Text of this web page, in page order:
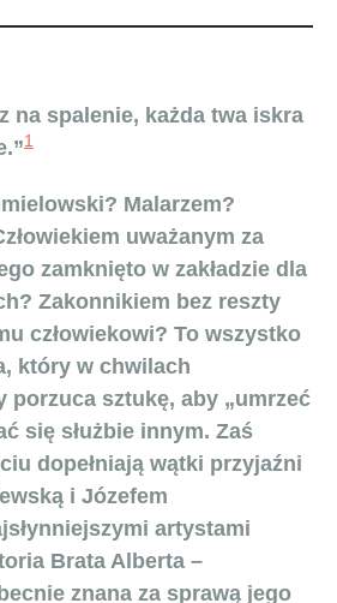
na spalenie, każda twa iskra
1
Malarzem?
uważanym za
zamknięto w zakładzie dla
Zakonnikiem bez reszty
człowiekowi? To wszystko
który w chwilach
porzuca sztukę, aby „umrzeć
się służbie innym. Zaś
dopełniają wątki przyjaźni
i Józefem
artystami
Brata Alberta –
znana za sprawą jego